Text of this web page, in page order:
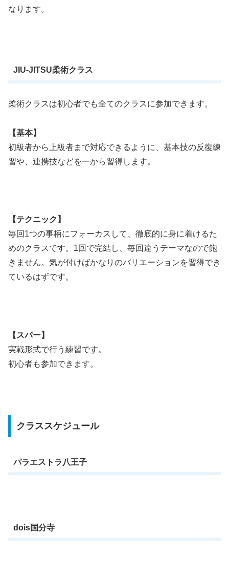
なります。
JIU-JITSU柔術クラス
柔術クラスは初心者でも全てのクラスに参加できます。
【基本】
初級者から上級者まで対応できるように、基本技の反復練
習や、連携技などを一から習得します。
【テクニック】
毎回1つの事柄にフォーカスして、徹底的に身に着けるた
めのクラスです。1回で完結し、毎回違うテーマなので飽
きません。気が付けばかなりのバリエーションを習得でき
ているはずです。
【スパー】
実戦形式で行う練習です。
初心者も参加できます。
クラススケジュール
パラエストラ八王子
dois国分寺